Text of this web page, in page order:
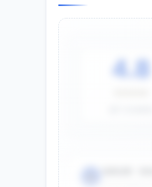
4.8